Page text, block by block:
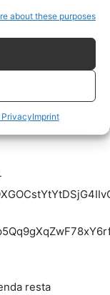
about these purposes
Imprint
resta